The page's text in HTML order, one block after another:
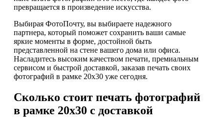
превращается в произведение искусства.
Выбирая ФотоПочту, вы выбираете надежного
партнера, который поможет сохранить ваши самые
яркие моменты в форме, достойной быть
представленной на стене вашего дома или офиса.
Насладитесь высоким качеством печати, премиальным
сервисом и быстрой доставкой, заказав печать своих
фотографий в рамке 20х30 уже сегодня.
Сколько стоит печать фотографий
в рамке 20х30 с доставкой